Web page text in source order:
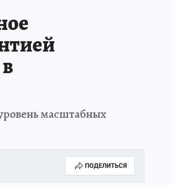
масштабных
ПОДЕЛИТЬСЯ